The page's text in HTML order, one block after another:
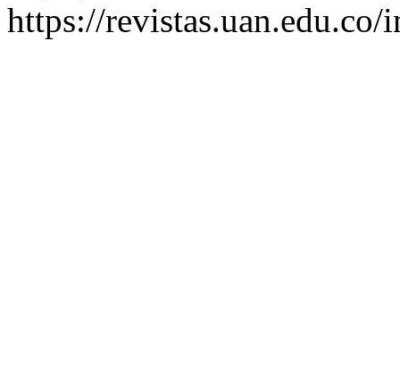
https://